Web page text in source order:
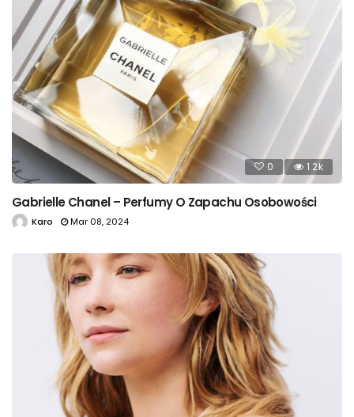
0 1.2k
Gabrielle Chanel – Perfumy O Zapachu Osobowości
Karo Mar 08, 2024